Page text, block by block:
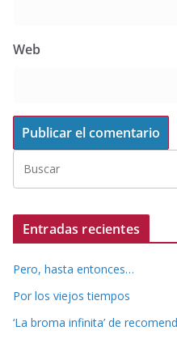
Web
Entradas recientes
Pero, hasta entonces…
Por los viejos tiempos
‘La broma infinita’ de